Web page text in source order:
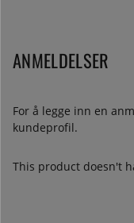
ANMELDELSER
For å legge inn en
kundeprofil.
This product doesn't